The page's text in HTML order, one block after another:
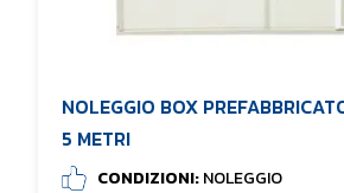
NOLEGGIO BOX
5 METRI
CONDIZIONI:NOLEGGIO